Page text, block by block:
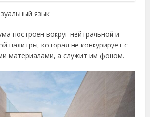
язык
построен вокруг нейтральной и
палитры, которая не конкурирует с
материалами, а служит им фоном.